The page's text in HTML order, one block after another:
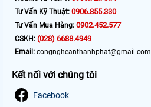
Tư Vấn Kỹ Thuật: 0906.855.330
Tư Vấn Mua Hàng: 0902.452.577
CSKH: (028) 6688.4949
Email: congngheanthanhphat@gmail.com
Kết nối với chúng tôi
Facebook